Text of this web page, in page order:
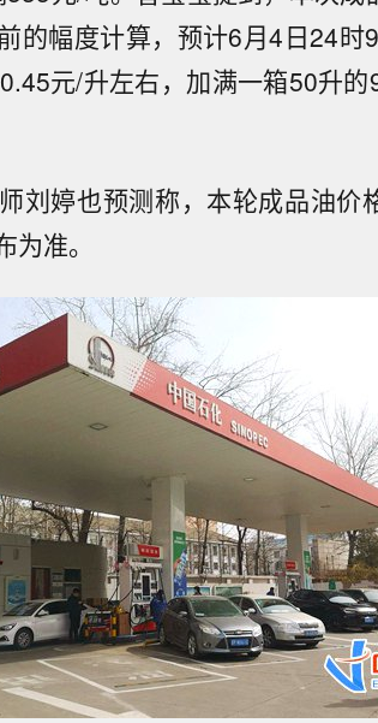
的幅度计算，预计6月4日24时
元/升左右，加满一箱50升
刘婷也预测称，本轮成品油价
准。